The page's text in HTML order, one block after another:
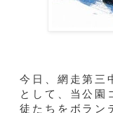
今日、網走第三
として、当公園
徒たちをボラン